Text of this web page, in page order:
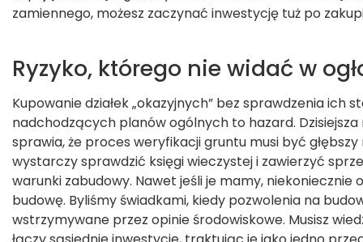
zamiennego, możesz zaczynać inwestycję tuż po
Ryzyko, którego nie widać w
Kupowanie działek „okazyjnych” bez sprawdzenia ich
nadchodzących planów ogólnych to hazard.
sprawia, że proces weryfikacji gruntu musi być głębszy
wystarczy sprawdzić księgi wieczystej i zawierzyć
warunki zabudowy. Nawet jeśli je mamy,
budowę. Byliśmy świadkami, kiedy pozwolenia na
wstrzymywane przez opinie środowiskowe. Musisz